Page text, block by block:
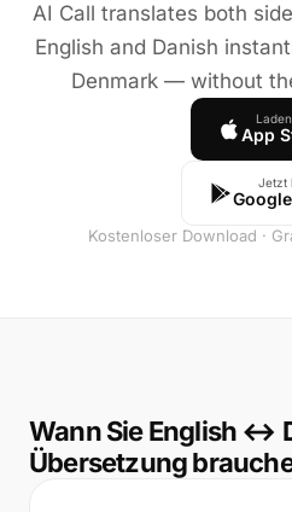
AI Call translates both
English and Danish
Denmark — without
App
Jetzt
Kostenloser Download ·
Wann Sie English ↔
Übersetzung